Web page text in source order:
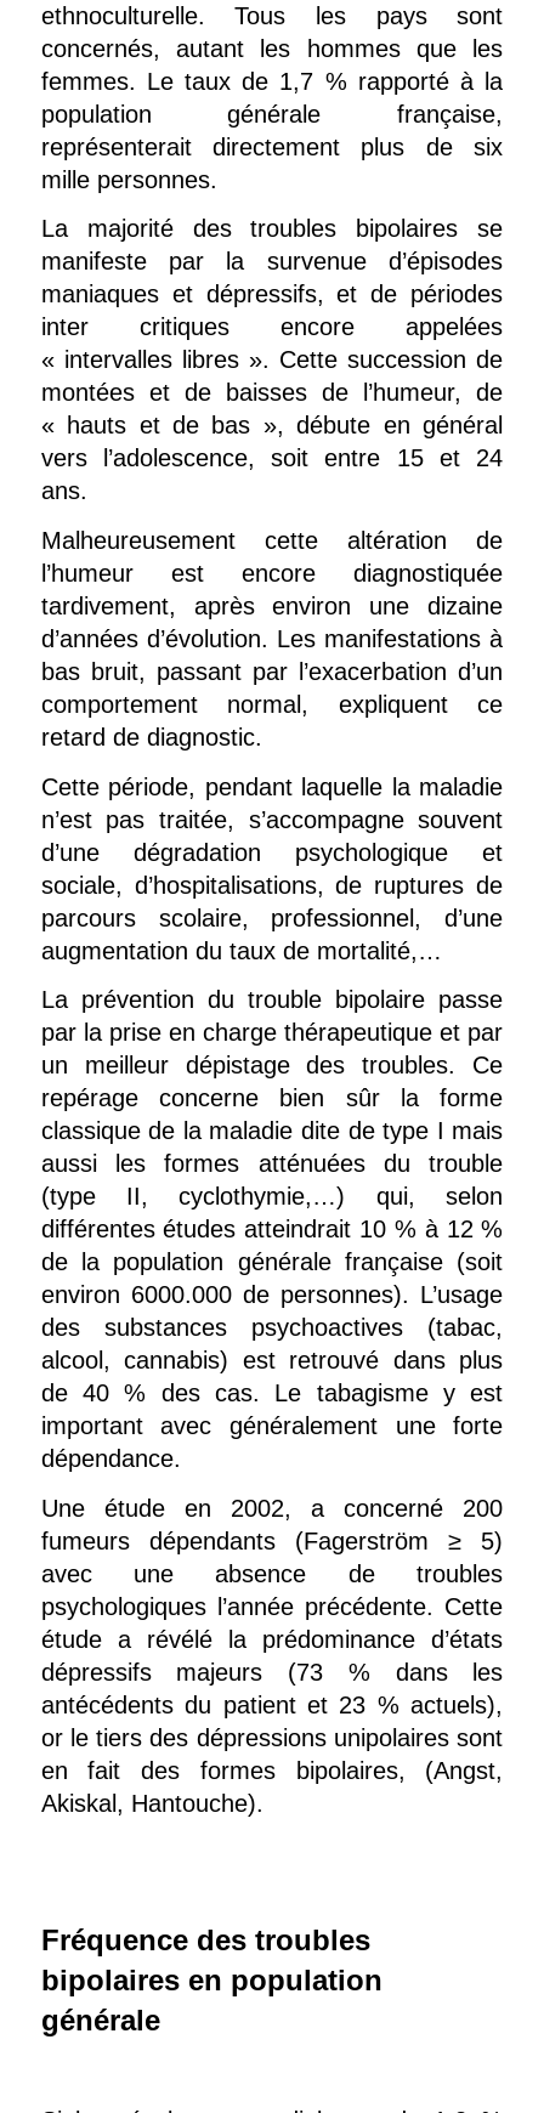
ethnoculturelle. Tous les pays sont
concernés, autant les hommes que les
femmes. Le taux de 1,7 % rapporté à la
population générale française,
représenterait directement plus de six
mille personnes.
La majorité des troubles bipolaires se
manifeste par la survenue d’épisodes
maniaques et dépressifs, et de périodes
inter critiques encore appelées
« intervalles libres ». Cette succession de
montées et de baisses de l’humeur, de
« hauts et de bas », débute en général
vers l’adolescence, soit entre 15 et 24
ans.
Malheureusement cette altération de
l’humeur est encore diagnostiquée
tardivement, après environ une dizaine
d’années d’évolution. Les manifestations à
bas bruit, passant par l’exacerbation d’un
comportement normal, expliquent ce
retard de diagnostic.
Cette période, pendant laquelle la maladie
n’est pas traitée, s’accompagne souvent
d’une dégradation psychologique et
sociale, d’hospitalisations, de ruptures de
parcours scolaire, professionnel, d’une
augmentation du taux de mortalité,…
La prévention du trouble bipolaire passe
par la prise en charge thérapeutique et par
un meilleur dépistage des troubles. Ce
repérage concerne bien sûr la forme
classique de la maladie dite de type I mais
aussi les formes atténuées du trouble
(type II, cyclothymie,…) qui, selon
différentes études atteindrait 10 % à 12 %
de la population générale française (soit
environ 6000.000 de personnes). L’usage
des substances psychoactives (tabac,
alcool, cannabis) est retrouvé dans plus
de 40 % des cas. Le tabagisme y est
important avec généralement une forte
dépendance.
Une étude en 2002, a concerné 200
fumeurs dépendants (Fagerström ≥ 5)
avec une absence de troubles
psychologiques l’année précédente. Cette
étude a révélé la prédominance d’états
dépressifs majeurs (73 % dans les
antécédents du patient et 23 % actuels),
or le tiers des dépressions unipolaires sont
en fait des formes bipolaires, (Angst,
Akiskal, Hantouche).
Fréquence des troubles
bipolaires en population
générale